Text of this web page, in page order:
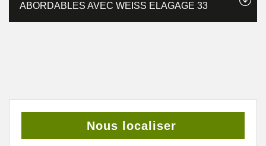
ABORDABLES AVEC WEISS ELAGAGE 33
Nous localiser